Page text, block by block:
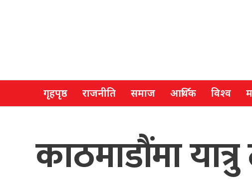
गृहपृष्ठ राजनीति समाज आर्थिक विश्व
काठमाडौंमा